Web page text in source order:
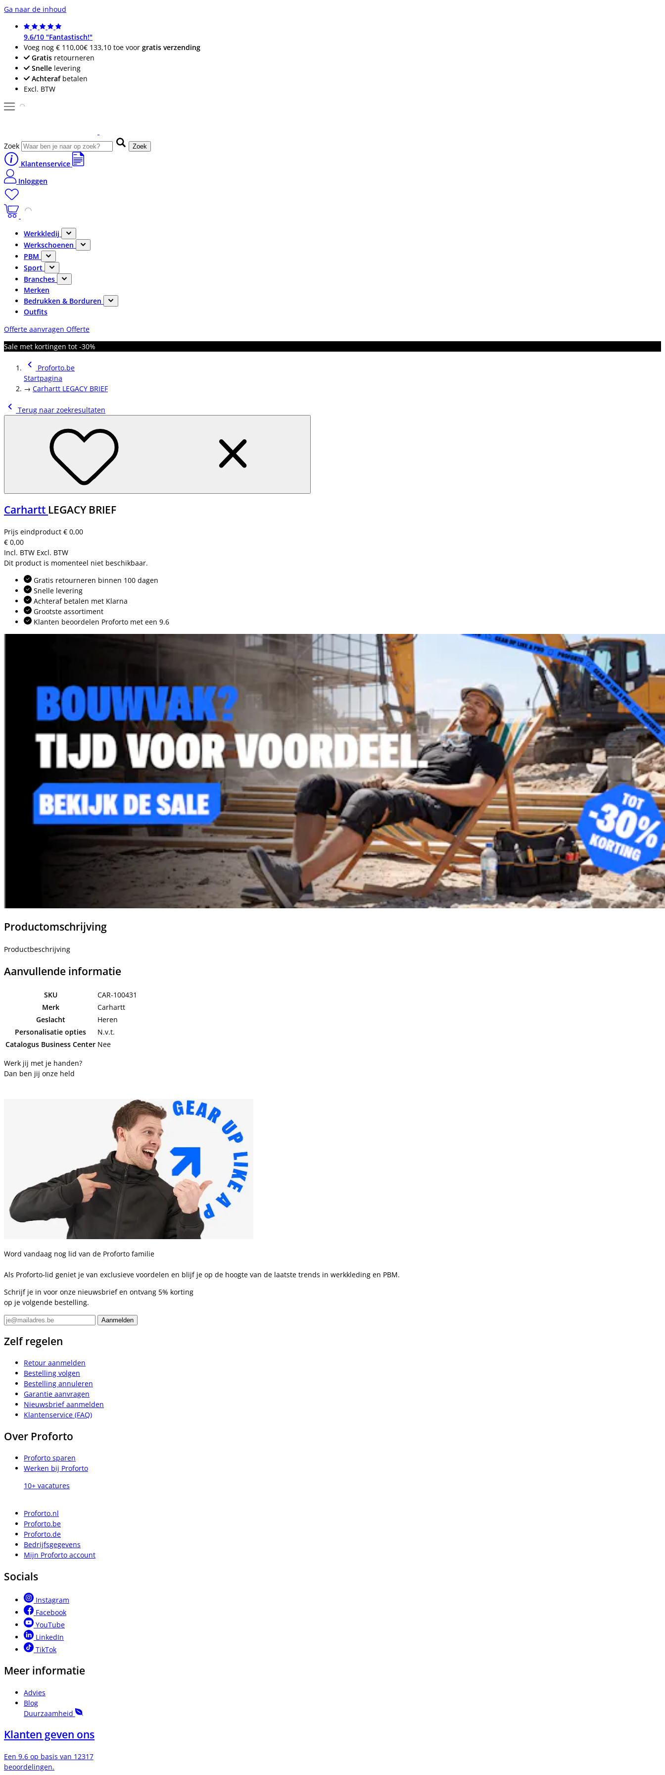
Ga naar de inhoud
9.6/10 "Fantastisch!"
Voeg nog € 110,00€ 133,10 toe voor gratis verzending
Gratis retourneren
Snelle levering
Achterafbetalen
Excl. BTW
Zoek Zoek
Klantenservice
Inloggen
Werkkledij
Werkschoenen
PBM
Sport
Branches
Merken
Bedrukken & Borduren
Outfits
Offerte aanvragen Offerte
Sale met kortingen tot -30%
Proforto.be
Startpagina
→ Carhartt LEGACY BRIEF
Terug naar zoekresultaten
Carhartt LEGACY BRIEF
Prijs eindproduct € 0,00
€ 0,00
Incl. BTW Excl. BTW
Dit product is momenteel niet beschikbaar.
Gratis retourneren binnen 100 dagen
Snelle levering
Achteraf betalen met Klarna
Grootste assortiment
Klanten beoordelen Proforto met een 9.6
Productomschrijving
Productbeschrijving
Aanvullende informatie
SKU
CAR-100431
Merk
Carhartt
Geslacht
Heren
Personalisatie opties
N.v.t.
Catalogus Business Center Nee
Werk jij met je handen?
Dan ben jij onze held
Word vandaag nog lid van de Proforto familie
Als Proforto-lid geniet je van exclusieve voordelen en blijf je op de hoogte van de laatste trends in werkkleding en PBM.
Schrijf je in voor onze nieuwsbrief en ontvang 5% korting
op je volgende bestelling.
Zelf regelen
Retour aanmelden
Bestelling volgen
Bestelling annuleren
Garantie aanvragen
Nieuwsbrief aanmelden
Klantenservice (FAQ)
Over Proforto
Proforto sparen
Werken bij Proforto
10+ vacatures
Proforto.nl
Proforto.be
Proforto.de
Bedrijfsgegevens
Mijn Proforto account
Socials
Instagram
Facebook
YouTube
LinkedIn
TikTok
Meer informatie
Advies
Blog
Duurzaamheid
Klanten geven ons
Een 9.6 op basis van 12317
beoordelingen.